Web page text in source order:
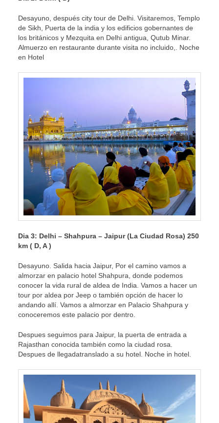
Desayuno, después city tour de Delhi. Visitaremos, Templo
de Sikh, Puerta de la india y los edificios gobernantes de
los británicos y Mezquita en Delhi antigua, Qutub Minar.
Almuerzo en restaurante durante visita no incluido,. Noche
en Hotel
Dia 3: Delhi – Shahpura – Jaipur (La Ciudad Rosa) 250
km ( D, A )
Desayuno. Salida hacia Jaipur, Por el camino vamos a
almorzar en palacio hotel Shahpura, donde podemos
conocer la vida rural de aldea de India. Vamos a hacer un
tour por aldea por Jeep o también opción de hacer lo
andando allí. Vamos a almorzar en Palacio Shahpura y
conoceremos este palacio por dentro.
Despues seguimos para Jaipur, la puerta de entrada a
Rajasthan conocida también como la ciudad rosa.
Despues de llegadatranslado a su hotel. Noche in hotel.